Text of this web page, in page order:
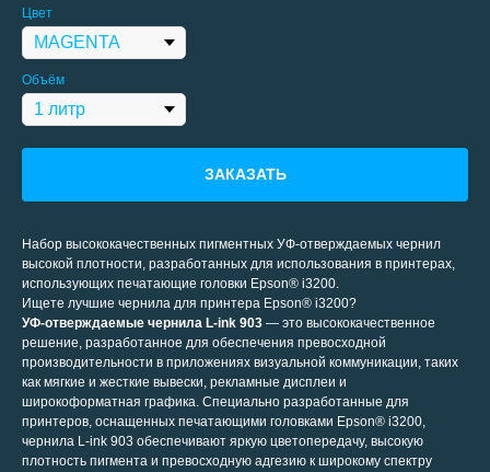
Цвет
Объём
ЗАКАЗАТЬ
Набор высококачественных пигментных УФ-отверждаемых чернил
высокой плотности, разработанных для использования в принтерах,
использующих печатающие головки Epson® i3200.
Ищете лучшие чернила для принтера Epson® i3200?
УФ-отверждаемые чернила L-ink 903 — это высококачественное
решение, разработанное для обеспечения превосходной
производительности в приложениях визуальной коммуникации, таких
как мягкие и жесткие вывески, рекламные дисплеи и
широкоформатная графика. Специально разработанные для
принтеров, оснащенных печатающими головками Epson® i3200,
чернила L-ink 903 обеспечивают яркую цветопередачу, высокую
плотность пигмента и превосходную адгезию к широкому спектру